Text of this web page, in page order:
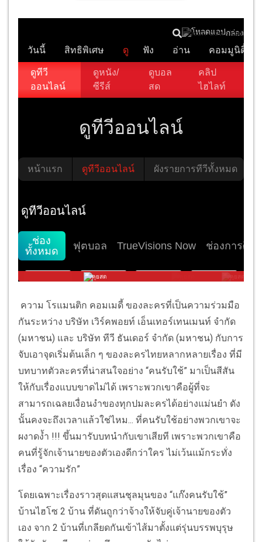
ความ โรแมนติก คอมเมดี้ ของละครที่เป็นความร่วมมือ
กันระหว่าง บริษัท เวิร์คพอยท์ เอ็นเทอร์เทนเมนท์ จำกัด
(มหาชน) และ บริษัท ทีวี ธันเดอร์ จำกัด (มหาชน) กับการ
จับเอาจุดเริ่มต้นเล็ก ๆ ของละครไทยหลากหลายเรื่อง ที่มี
บทบาทตัวละครที่น่าสนใจอย่าง “คนรับใช้” มาเป็นสีสัน
ให้กับเรื่องแบบขาดไม่ได้ เพราะพวกเขาคือผู้ที่จะ
สามารถเฉลยเงื่อนงำของทุกปมละครได้อย่างแม่นยำ ดัง
นั้นคงจะถึงเวลาแล้วใช่ไหม... ที่คนรับใช้อย่างพวกเขาจะ
ผงาดง้ำ !!! ขึ้นมารับบทนำกับเขาเสียที เพราะพวกเขาคือ
คนที่รู้จักเจ้านายของตัวเองดีกว่าใคร ไม่เว้นแม้กระทั่ง
เรื่อง “ความรัก”
โดยเฉพาะเรื่องราวสุดแสนชุลมุนของ “แก๊งคนรับใช้”
บ้านไฮโซ 2 บ้าน ที่ดันถูกว่าจ้างให้จับคู่เจ้านายของตัว
เอง จาก 2 บ้านที่เกลียดกันเข้าไส้มาตั้งแต่รุ่นบรรพบุรุษ